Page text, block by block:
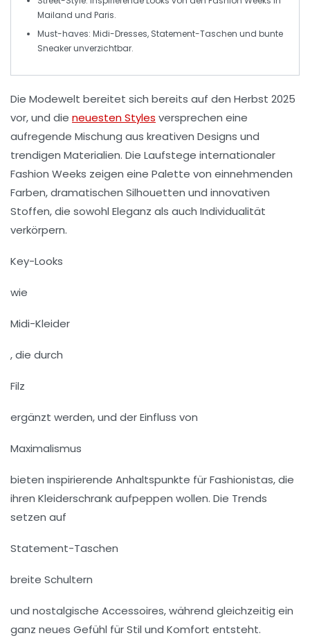
Mailand und Paris.
Must-haves: Midi-Dresses, Statement-Taschen und bunte
Sneaker unverzichtbar.
Die Modewelt bereitet sich bereits auf den Herbst 2025
vor, und die neuesten Styles versprechen eine
aufregende Mischung aus kreativen Designs und
trendigen Materialien. Die Laufstege internationaler
Fashion Weeks zeigen eine Palette von einnehmenden
Farben, dramatischen Silhouetten und innovativen
Stoffen, die sowohl Eleganz als auch Individualität
verkörpern.
Key-Looks
wie
Midi-Kleider
, die durch
Filz
ergänzt werden, und der Einfluss von
Maximalismus
bieten inspirierende Anhaltspunkte für Fashionistas, die
ihren Kleiderschrank aufpeppen wollen. Die Trends
setzen auf
Statement-Taschen
breite Schultern
und nostalgische Accessoires, während gleichzeitig ein
ganz neues Gefühl für Stil und Komfort entsteht.